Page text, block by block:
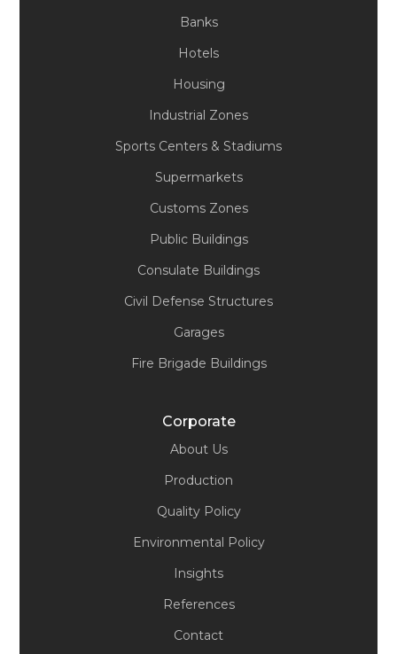
Banks
Hotels
Housing
Industrial Zones
Sports Centers & Stadiums
Supermarkets
Customs Zones
Public Buildings
Consulate Buildings
Civil Defense Structures
Garages
Fire Brigade Buildings
Corporate
About Us
Production
Quality Policy
Environmental Policy
Insights
References
Contact